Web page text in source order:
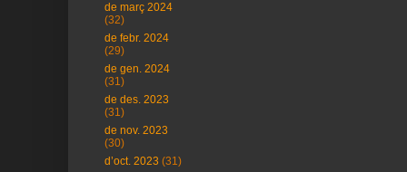
de març 2024
(32)
de febr. 2024
(29)
de gen. 2024
(31)
de des. 2023
(31)
de nov. 2023
(30)
d’oct. 2023 (31)